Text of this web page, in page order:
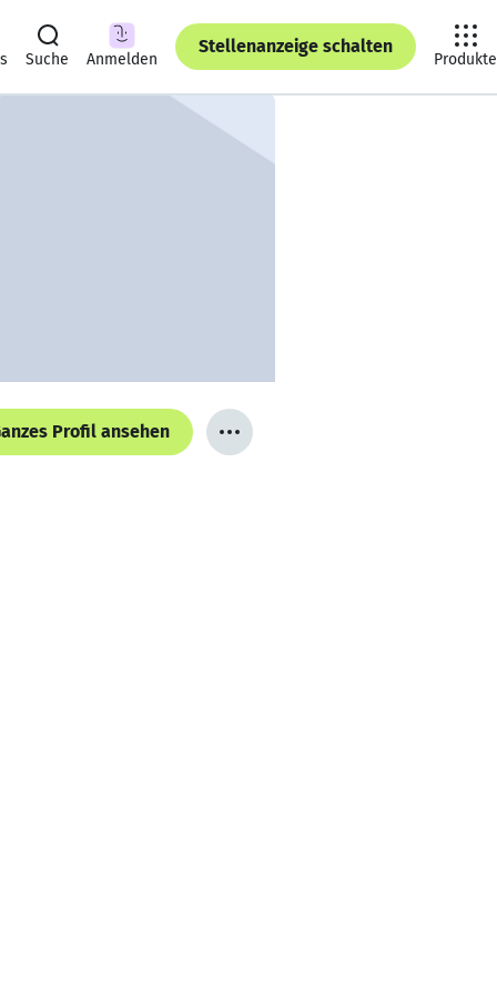
Suche Anmelden
Stellenanzeige schalten
Produkte
Profil ansehen